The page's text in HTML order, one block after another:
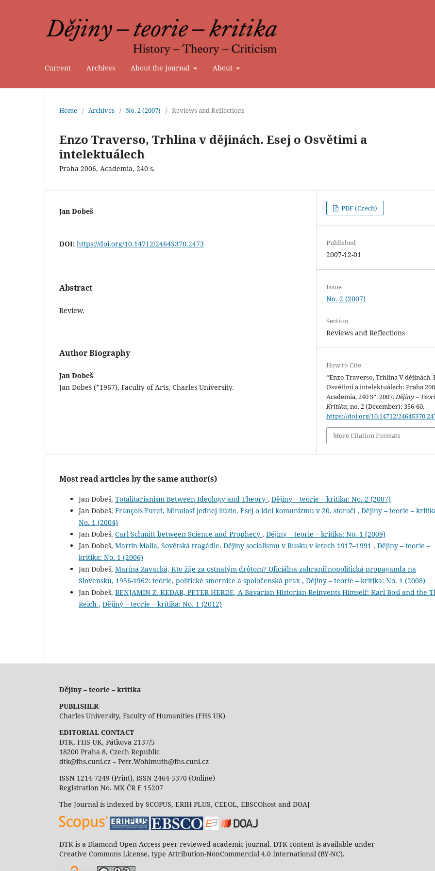
Current Archives About the Journal About
Home / Archives / No. 2 (2007) / Reviews and Reflections
Enzo Traverso, Trhlina v dějinách. Esej o Osvětimi a
intelektuálech
Praha 2006, Academia, 240 s.
Jan Dobeš
DOI: https://doi.org/10.14712/24645370.2473
Abstract
Review.
Author Biography
Jan Dobeš
Jan Dobeš (*1967), Faculty of Arts, Charles University.
PDF (Czech)
Published
2007-12-01
Issue
No. 2 (2007)
Section
Reviews and Reflections
How to Cite
“Enzo Traverso, Trhlina V dějinách.
Osvětimi a intelektuálech: Praha
Academia, 240 S”. 2007.Dějiny –
Kritika, no. 2 (December): 356-60.
https://doi.org/10.14712/
More Citation Formats
Most read articles by the same author(s)
Jan Dobeš, Totalitarianism Between Ideology and Theory , Dějiny – teorie – kritika: No. 2 (2007)
Jan Dobeš, François Furet, Minulosť jednej ilúzie. Esej o idei komunizmu v 20. storočí, Dějiny – teorie –
No. 1 (2004)
Jan Dobeš, Carl Schmitt between Science and Prophecy , Dějiny – teorie – kritika: No. 1 (2009)
Jan Dobeš, Martin Malia, Sovětská tragédie. Dějiny socialismu v Rusku v letech 1917–1991 , Dějiny – teorie –
kritika: No. 1 (2006)
Jan Dobeš, Marína Zavacká, Kto žije za ostnatým drôtom? Oficiálna zahraničnopolitická propaganda na
Slovensku, 1956-1962: teórie, politické smernice a spoločenská prax , Dějiny – teorie – kritika: No. 1 (2008)
Jan Dobeš, BENJAMIN Z. KEDAR, PETER HERDE, A Bavarian Historian Reinvents Himself: Karl Bosl and the
Reich , Dějiny – teorie – kritika: No. 1 (2012)
Dějiny – teorie – kritika
PUBLISHER
Charles University, Faculty of Humanities (FHS UK)
EDITORIAL CONTACT
DTK, FHS UK, Pátkova 2137/5
18200 Praha 8, Czech Republic
dtk@fhs.cuni.cz – Petr.Wohlmuth@fhs.cuni.cz
ISSN 1214-7249 (Print), ISSN 2464-5370 (Online)
Registration No. MK ČR E 15207
The Journal is indexed by SCOPUS, ERIH PLUS, CEEOL, EBSCOhost and DOAJ
DTK is a Diamond Open Access peer reviewed academic journal. DTK content is available under
Creative Commons License, type Attribution-NonCommercial 4.0 International (BY-NC).